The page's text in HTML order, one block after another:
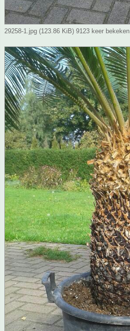
29258-1.jpg (123.86 KiB) 9123 keer bekeken